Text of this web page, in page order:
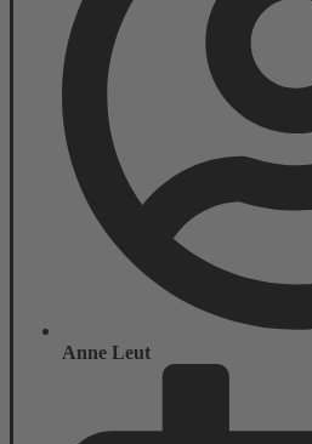
Anne Leut